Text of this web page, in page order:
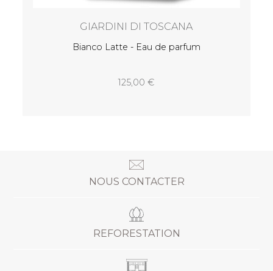
GIARDINI DI TOSCANA
Bianco Latte - Eau de parfum
125,00
NOUS CONTACTER
REFORESTATION